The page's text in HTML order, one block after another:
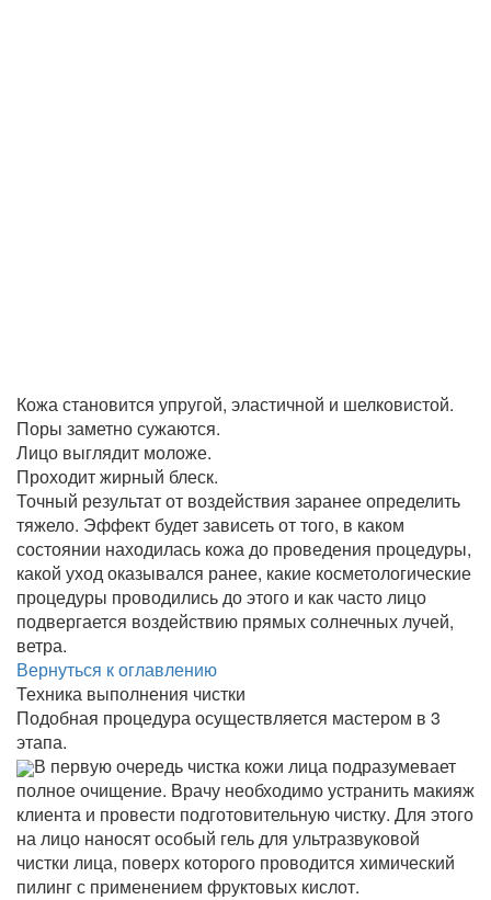
Кожа становится упругой, эластичной и шелковистой.
Поры заметно сужаются.
Лицо выглядит моложе.
Проходит жирный блеск.
Точный результат от воздействия заранее определить
тяжело. Эффект будет зависеть от того, в каком
состоянии находилась кожа до проведения процедуры,
какой уход оказывался ранее, какие косметологические
процедуры проводились до этого и как часто лицо
подвергается воздействию прямых солнечных лучей,
ветра.
Вернуться к оглавлению
Техника выполнения чистки
Подобная процедура осуществляется мастером в 3
этапа.
В первую очередь чистка кожи лица подразумевает
полное очищение. Врачу необходимо устранить макияж
клиента и провести подготовительную чистку. Для этого
на лицо наносят особый гель для ультразвуковой
чистки лица, поверх которого проводится химический
пилинг с применением фруктовых кислот.